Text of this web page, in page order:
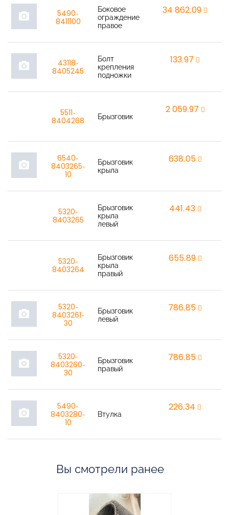
photo_camera
5490-
8411100
Боковое
ограждение
правое
34 862,09
photo_camera
43118-
8405245
Болт
крепления
подножки
133,97
5511-
8404268
Брызговик
2 059,97
photo_camera
6540-
8403265-
10
Брызговик
крыла
638,05
5320-
8403265
Брызговик
крыла
левый
441,43
5320-
8403264
Брызговик
крыла
правый
655,89
photo_camera
5320-
8403261-
30
Брызговик
левый
786,85
photo_camera
5320-
8403260-
30
Брызговик
правый
786,85
photo_camera
5490-
8403280-
10
Втулка
226,34
Вы смотрели ранее